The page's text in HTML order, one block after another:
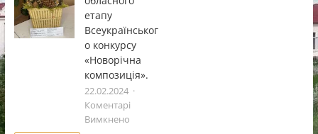
юнацькоï
етапу
Всеукраїнськог
о конкурсу
«Новорічна
композиція».
22.02.2024
Коментарі
Вимкненодо